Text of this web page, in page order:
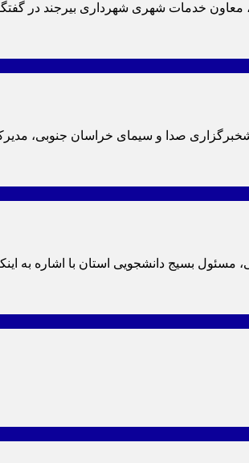
جنوبی، معاون خدمات شهری شهرداری بیرجند در
گزارشخبرگزاری صدا و سیمای خراسان جنوبی،
خراسان جنوبی، مسئول بسیج دانشجویی استان با اشاره